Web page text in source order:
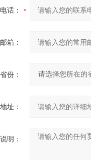
话：
箱：
省份：
址：
明：